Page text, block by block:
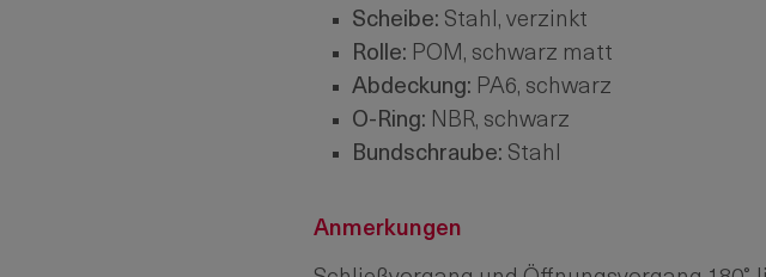
Scheibe: Stahl, verzinkt
Rolle: POM, schwarz matt
Abdeckung: PA6, schwarz
O-Ring: NBR, schwarz
Bundschraube: Stahl
Anmerkungen